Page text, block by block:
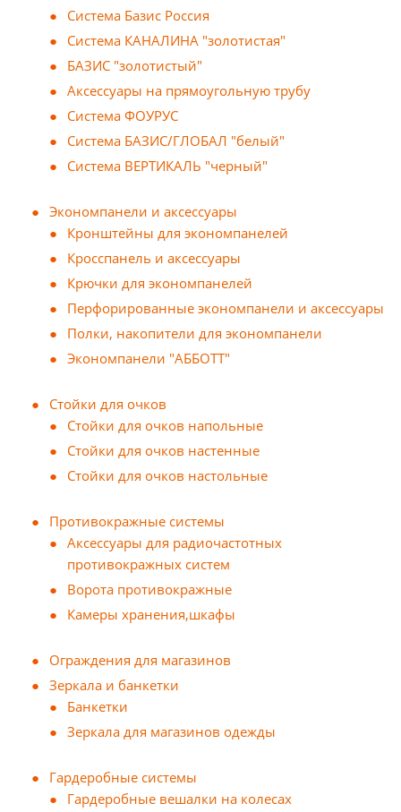
Система Базис Россия
Система КАНАЛИНА "золотистая"
БАЗИС "золотистый"
Аксессуары на прямоугольную трубу
Система ФОУРУС
Система БАЗИС/ГЛОБАЛ "белый"
Система ВЕРТИКАЛЬ "черный"
Экономпанели и аксессуары
Кронштейны для экономпанелей
Кросспанель и аксессуары
Крючки для экономпанелей
Перфорированные экономпанели и аксессуары
Полки, накопители для экономпанели
Экономпанели "АББОТТ"
Стойки для очков
Стойки для очков напольные
Стойки для очков настенные
Стойки для очков настольные
Противокражные системы
Аксессуары для радиочастотных
противокражных систем
Ворота противокражные
Камеры хранения,шкафы
Ограждения для магазинов
Зеркала и банкетки
Банкетки
Зеркала для магазинов одежды
Гардеробные системы
Гардеробные вешалки на колесах